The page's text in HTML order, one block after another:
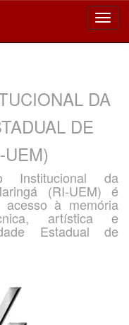
DA
DE
Institucional da
(RI-UEM) é
à memória
artística e
Estadual de